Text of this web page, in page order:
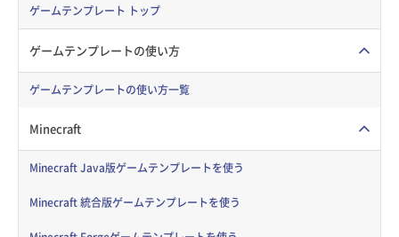
ゲームテンプレート トップ
ゲームテンプレートの使い方
ゲームテンプレートの使い方一覧
Minecraft
Minecraft Java版ゲームテンプレートを使う
Minecraft 統合版ゲームテンプレートを使う